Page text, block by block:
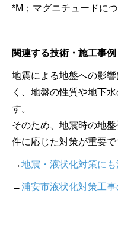
*M；マグニチュードに
関連する技術・施工事例
地震による地盤への影
く、地盤の性質や地下
す。
そのため、地震時の地
件に応じた対策が重要で
→地震・液状化対策に
→浦安市液状化対策工